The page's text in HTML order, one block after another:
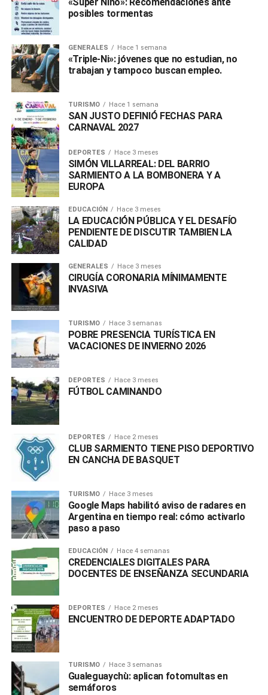
posibles tormentas
GENERALES Hace 1 semana
«Triple-Ni»: jóvenes que no estudian, no
trabajan y tampoco buscan empleo.
TURISMO Hace 1 semana
SAN JUSTO DEFINIÓ FECHAS PARA
CARNAVAL 2027
DEPORTES Hace 3 meses
SIMÓN VILLARREAL: DEL BARRIO
SARMIENTO A LA BOMBONERA Y A
EUROPA
EDUCACIÓN Hace 3 meses
LA EDUCACIÓN PÚBLICA Y EL DESAFÍO
PENDIENTE DE DISCUTIR TAMBIEN LA
CALIDAD
GENERALES Hace 3 meses
CIRUGÍA CORONARIA MÍNIMAMENTE
INVASIVA
TURISMO Hace 3 semanas
POBRE PRESENCIA TURÍSTICA EN
VACACIONES DE INVIERNO 2026
DEPORTES Hace 3 meses
FÚTBOL CAMINANDO
DEPORTES Hace 2 meses
CLUB SARMIENTO TIENE PISO DEPORTIVO
EN CANCHA DE BASQUET
TURISMO Hace 3 meses
Google Maps habilitó aviso de radares en
Argentina en tiempo real: cómo activarlo
paso a paso
EDUCACIÓN Hace 4 semanas
CREDENCIALES DIGITALES PARA
DOCENTES DE ENSEÑANZA SECUNDARIA
DEPORTES Hace 2 meses
ENCUENTRO DE DEPORTE ADAPTADO
TURISMO Hace 3 semanas
Gualeguaychù: aplican fotomultas en
semáforos